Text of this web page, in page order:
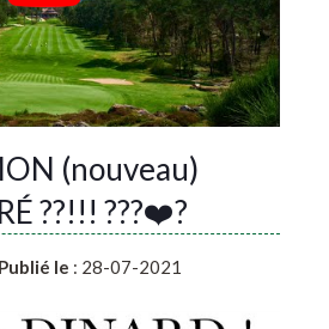
(nouveau)
??!!! ???❤️?
Publié le : 28-07-2021